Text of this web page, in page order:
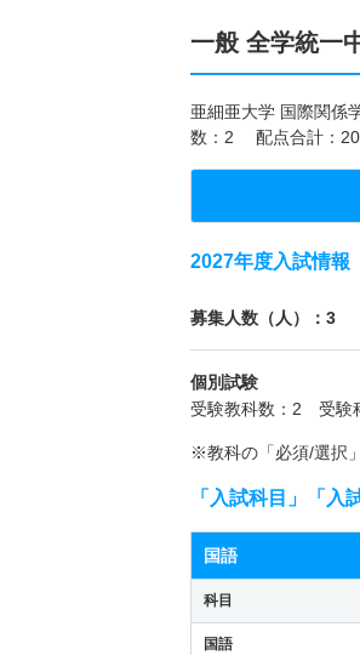
一般 全学統一
亜細亜大学 国際関係
数：2 配点合計：
2027年度入試情報
募集人数（人）：3
個別試験
受験教科数：2 受験
※教科の「必須/選択
「入試科目」「入
国語
科目
国語